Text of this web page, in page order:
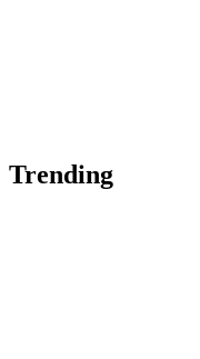
Trending